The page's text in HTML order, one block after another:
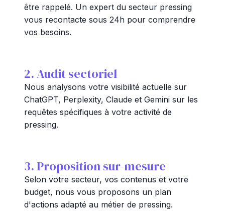
être rappelé. Un expert du secteur pressing
vous recontacte sous 24h pour comprendre
vos besoins.
2. Audit sectoriel
Nous analysons votre visibilité actuelle sur
ChatGPT, Perplexity, Claude et Gemini sur les
requêtes spécifiques à votre activité de
pressing.
3. Proposition sur-mesure
Selon votre secteur, vos contenus et votre
budget, nous vous proposons un plan
d'actions adapté au métier de pressing.